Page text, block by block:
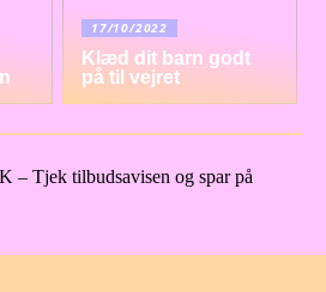
17/10/2022
Klæd dit barn godt
på til vejret
– Tjek tilbudsavisen og spar på